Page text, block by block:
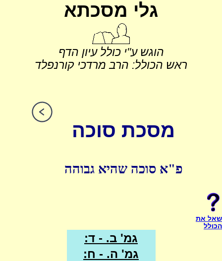
גלי מסכתא
הוגש ע"י כולל עיון הדף
ראש הכולל: הרב מרדכי קורנפלד
מסכת סוכה
פ"א סוכה שהיא גבוהה
שאל את
הכולל
גמ' ב. - ד:
גמ' ה. - ח: